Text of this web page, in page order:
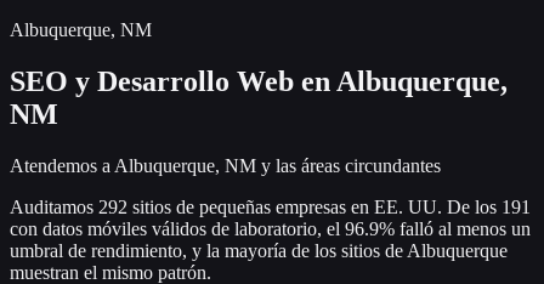
Albuquerque, NM
SEO y Desarrollo Web en Albuquerque,
NM
Atendemos a Albuquerque, NM y las áreas circundantes
Auditamos 292 sitios de pequeñas empresas en EE. UU. De los 191
con datos móviles válidos de laboratorio, el 96.9% falló al menos un
umbral de rendimiento, y la mayoría de los sitios de Albuquerque
muestran el mismo patrón.